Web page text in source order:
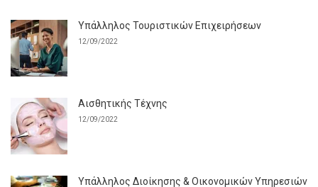
Υπάλληλος Τουριστικών Επιχειρήσεων
12/09/2022
Αισθητικής Τέχνης
12/09/2022
Υπάλληλος Διοίκησης & Οικονομικών Υπηρεσιών